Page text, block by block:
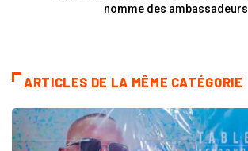
nomme des ambassadeurs
ARTICLES DE LA MÊME CATÉGORIE